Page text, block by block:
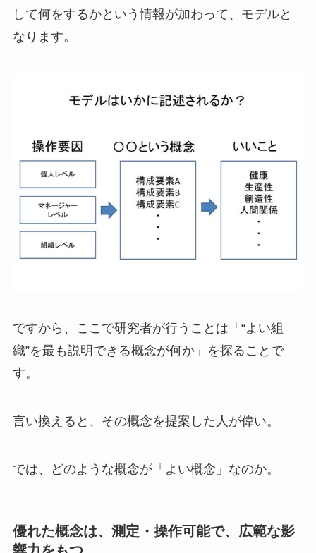
して何をするかという情報が加わって、モデルと
なります。
ですから、ここで研究者が行うことは「“よい組
織”を最も説明できる概念が何か」を探ることで
す。
言い換えると、その概念を提案した人が偉い。
では、どのような概念が「よい概念」なのか。
優れた概念は、測定・操作可能で、広範な影